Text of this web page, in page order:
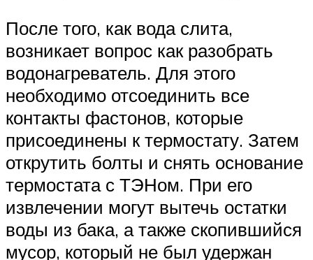
После того, как вода слита,
возникает вопрос как разобрать
водонагреватель. Для этого
необходимо отсоединить все
контакты фастонов, которые
присоединены к термостату. Затем
открутить болты и снять основание
термостата с ТЭНом. При его
извлечении могут вытечь остатки
воды из бака, а также скопившийся
мусор, который не был удержан